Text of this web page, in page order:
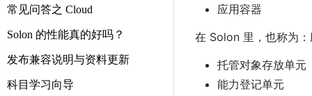
常见问答之 Cloud
Solon 的性能真的好吗？
发布兼容说明与资料更新
科目学习向导
应用容器
在 Solon 里，也称为
托管对象存放单元
能力登记单元